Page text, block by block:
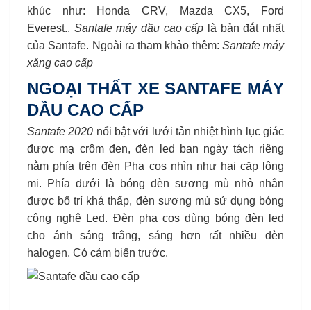
khúc như: Honda CRV, Mazda CX5, Ford
Everest.. Santafe máy dầu cao cấp là bản đắt nhất
của Santafe. Ngoài ra tham khảo thêm: Santafe máy
xăng cao cấp
NGOẠI THẤT XE SANTAFE MÁY
DẦU CAO CẤP
Santafe 2020 nổi bật với lưới tản nhiệt hình lục giác
được mạ crôm đen, đèn led ban ngày tách riêng
nằm phía trên đèn Pha cos nhìn như hai cặp lông
mi. Phía dưới là bóng đèn sương mù nhỏ nhắn
được bố trí khá thấp, đèn sương mù sử dụng bóng
công nghệ Led. Đèn pha cos dùng bóng đèn led
cho ánh sáng trắng, sáng hơn rất nhiều đèn
halogen. Có cảm biến trước.